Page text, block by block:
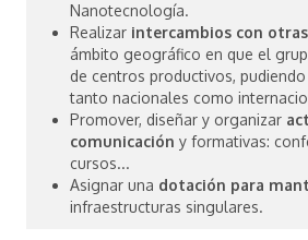
Nanotecnología.
Realizar intercambios con
ámbito geográfico en que el
de centros productivos,
tanto nacionales como
Promover, diseñar y organizar
comunicación y formativas:
cursos...
Asignar una dotación para
infraestructuras singulares.